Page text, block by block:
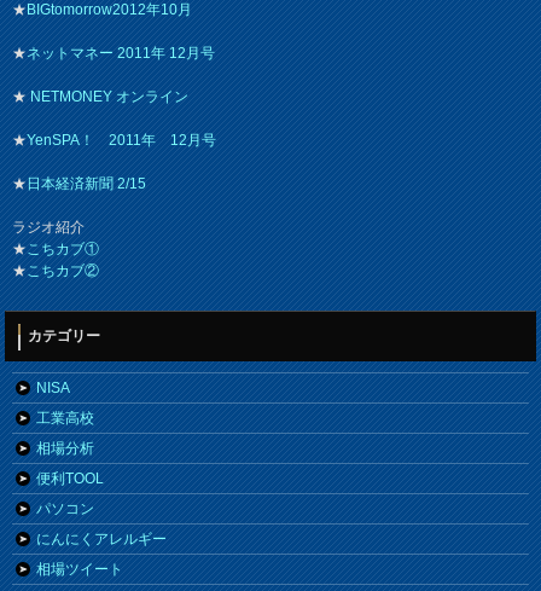
★BIGtomorrow2012年10月
★ネットマネー 2011年 12月号
★NETMONEY オンライン
★YenSPA！ 2011年 12月号
★日本経済新聞 2/15
ラジオ紹介
★こちカブ①
★こちカブ②
カテゴリー
NISA
工業高校
相場分析
便利TOOL
パソコン
にんにくアレルギー
相場ツイート